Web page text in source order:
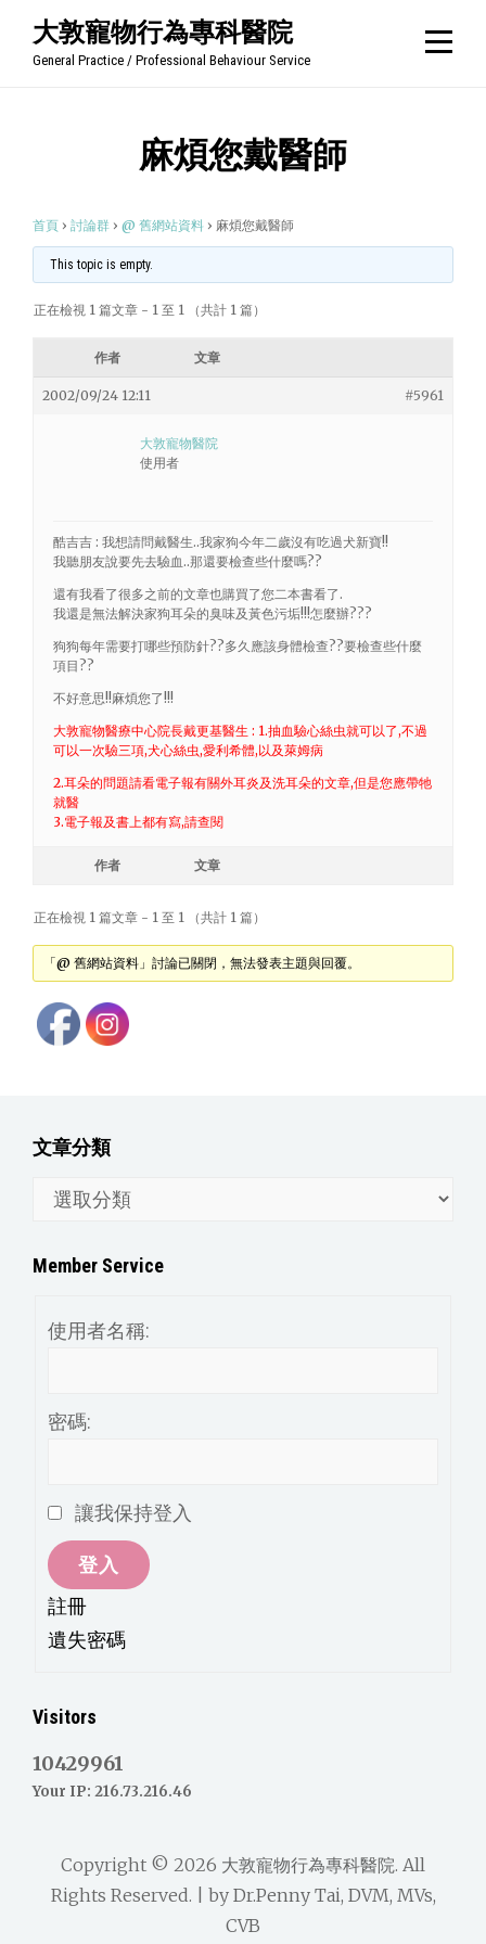
大敦寵物行為專科醫院
General Practice / Professional Behaviour Service
麻煩您戴醫師
首頁 › 討論群 › @ 舊網站資料 › 麻煩您戴醫師
This topic is empty.
正在檢視 1 篇文章 - 1 至 1 （共計 1 篇）
作者 文章
2002/09/24 12:11 #5961
大敦寵物醫院
使用者
酷吉吉 : 我想請問戴醫生..我家狗今年二歲沒有吃過犬新寶!!
我聽朋友說要先去驗血..那還要檢查些什麼嗎??
還有我看了很多之前的文章也購買了您二本書看了.
我還是無法解決家狗耳朵的臭味及黃色污垢!!!怎麼辦???
狗狗每年需要打哪些預防針??多久應該身體檢查??要檢查些什麼
項目??
不好意思!!麻煩您了!!!
大敦寵物醫療中心院長戴更基醫生 : 1.抽血驗心絲虫就可以了,不過
可以一次驗三項,犬心絲虫,愛利希體,以及萊姆病
2.耳朵的問題請看電子報有關外耳炎及洗耳朵的文章,但是您應帶牠
就醫
3.電子報及書上都有寫,請查閱
作者 文章
正在檢視 1 篇文章 - 1 至 1 （共計 1 篇）
「@ 舊網站資料」討論已關閉，無法發表主題與回覆。
文章分類
分
Member Service
使用者名稱:
密碼:
讓我保持登入
登入
註冊
遺失密碼
Visitors
10429961
Your IP: 216.73.216.46
Copyright © 2026 大敦寵物行為專科醫院. All
Rights Reserved. | by Dr.Penny Tai, DVM, MVs,
CVB